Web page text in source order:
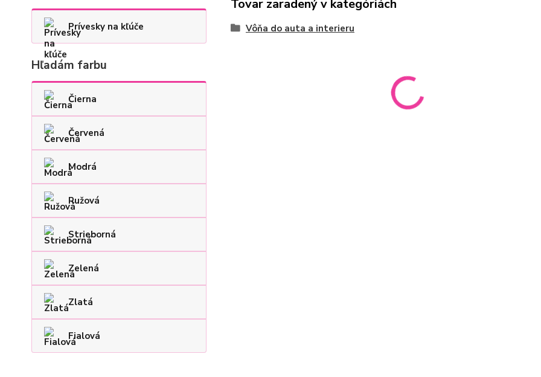
Prívesky na kľúče
Hľadám farbu
Čierna
Červená
Modrá
Ružová
Strieborná
Zelená
Zlatá
Fialová
Tovar zaradený v kategóriách
Vôňa do auta a interieru